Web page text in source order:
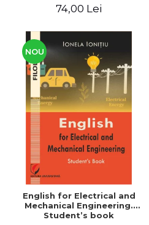
străini/Communique sans
roumain et en français
pour les citoyens
étrangers
74,00 Lei
NOU
English for Electrical and
Mechanical Engineering.
Student’s book